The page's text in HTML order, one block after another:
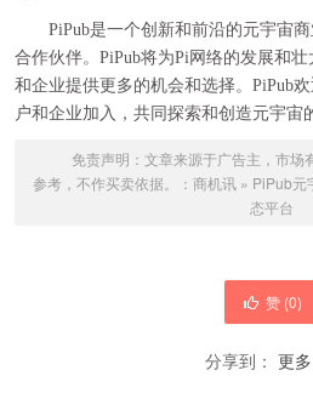
PiPub是一个创新和前沿的元宇宙
合作伙伴。PiPub将为Pi网络的发展和
和企业提供更多的机会和选择。PiPub
户和企业加入，共同探索和创造元宇宙
免责声明：文章来源于广告主，市
参考，不作买卖依据。： 商机讯 » PiPub元
态平台
赞 (0)
分享到： 更多